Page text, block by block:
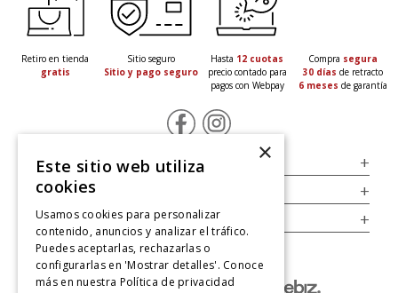
Retiro en tienda
gratis
Sitio seguro
Sitio y pago seguro
Hasta 12 cuotas
precio contado para
pagos con Webpay
Compra segura
30 días de retracto
6 meses de garantía
Servicio al Consumidor +
Legal +
Cuenta +
×
Este sitio web utiliza
cookies
Usamos cookies para personalizar
contenido, anuncios y analizar el tráfico.
Puedes aceptarlas, rechazarlas o
configurarlas en 'Mostrar detalles'. Conoce
más en nuestra Política de privacidad